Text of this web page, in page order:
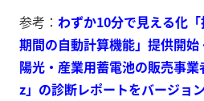
参考： わずか10分で見える化
期間の自動計算機能」提供開
陽光・産業用蓄電池の販売事
z」の診断レポートをバージョ